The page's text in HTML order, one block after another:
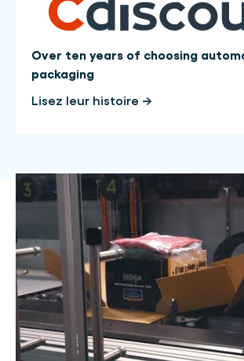
Over ten years of choosing
packaging
Lisez leur histoire →